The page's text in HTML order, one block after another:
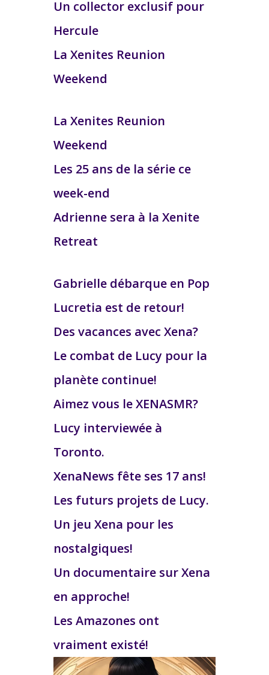
Un collector exclusif pour
Hercule
La Xenites Reunion
Weekend
La Xenites Reunion
Weekend
Les 25 ans de la série ce
week-end
Adrienne sera à la Xenite
Retreat
Gabrielle débarque en Pop
Lucretia est de retour!
Des vacances avec Xena?
Le combat de Lucy pour la
planète continue!
Aimez vous le XENASMR?
Lucy interviewée à
Toronto.
XenaNews fête ses 17 ans!
Les futurs projets de Lucy.
Un jeu Xena pour les
nostalgiques!
Un documentaire sur Xena
en approche!
Les Amazones ont
vraiment existé!